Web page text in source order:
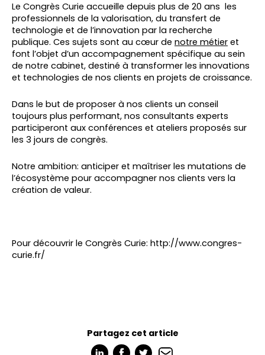
Le Congrès Curie accueille depuis plus de 20 ans les
professionnels de la valorisation, du transfert de
technologie et de l’innovation par la recherche
publique. Ces sujets sont au cœur de notre métier et
font l’objet d’un accompagnement spécifique au sein
de notre cabinet, destiné à transformer les innovations
et technologies de nos clients en projets de croissance.
Dans le but de proposer à nos clients un conseil
toujours plus performant, nos consultants experts
participeront aux conférences et ateliers proposés sur
les 3 jours de congrès.
Notre ambition: anticiper et maîtriser les mutations de
l’écosystème pour accompagner nos clients vers la
création de valeur.
Pour découvrir le Congrès Curie: http://www.congres-
curie.fr/
Partagez cet article